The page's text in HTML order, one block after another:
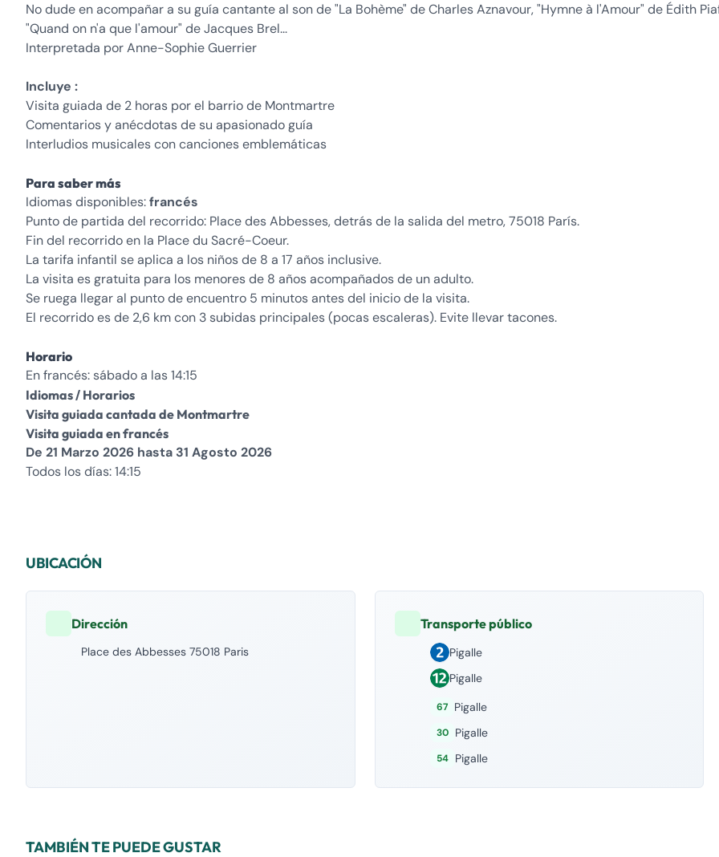
No dude en acompañar a su guía cantante al son de "La Bohème" de Charles Aznavour, "Hymne à l'Amour" de Édith
"Quand on n'a que l'amour" de Jacques Brel...
Interpretada por Anne-Sophie Guerrier
Incluye :
Visita guiada de 2 horas por el barrio de Montmartre
Comentarios y anécdotas de su apasionado guía
Interludios musicales con canciones emblemáticas
Para saber más
Idiomas disponibles:francés
Punto de partida del recorrido: Place des Abbesses, detrás de la salida del metro, 75018 París.
Fin del recorrido en la Place du Sacré-Coeur.
La tarifa infantil se aplica a los niños de 8 a 17 años inclusive.
La visita es gratuita para los menores de 8 años acompañados de un adulto.
Se ruega llegar al punto de encuentro 5 minutos antes del inicio de la visita.
El recorrido es de 2,6 km con 3 subidas principales (pocas escaleras). Evite llevar tacones.
Horario
En francés: sábado a las 14:15
Idiomas / Horarios
Visita guiada cantada de Montmartre
Visita guiada en francés
De 21 Marzo 2026 hasta 31 Agosto 2026
Todos los días: 14:15
UBICACIÓN
Dirección
Place des Abbesses 75018 Paris
Transporte público
Pigalle
Pigalle
67 Pigalle
30 Pigalle
54 Pigalle
TAMBIÉN TE PUEDE GUSTAR